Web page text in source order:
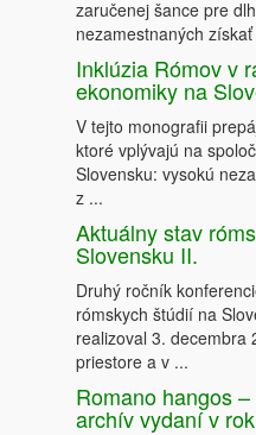
zaručenej šance pre
nezamestnaných
Inklúzia Rómov v
ekonomiky na
V tejto monografii
ktoré vplývajú na
Slovensku: vysokú
z ...
Aktuálny stav
Slovensku II.
Druhý ročník
rómskych štúdií na
realizoval 3. decembra
priestore a v ...
Romano hangos
archív vydaní v